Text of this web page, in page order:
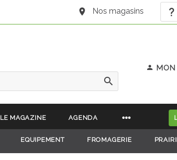
Nos magasins
LE MAGAZINE AGENDA
EQUIPEMENT FROMAGERIE